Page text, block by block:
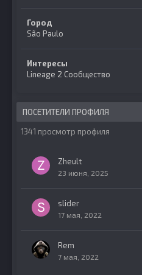
Город
São Paulo
Интересы
Lineage 2 Сообщество
ПОСЕТИТЕЛИ ПРОФИЛЯ
1341 просмотр профиля
Zheult
23 июня, 2025
slider
17 мая, 2022
Rem
7 мая, 2022